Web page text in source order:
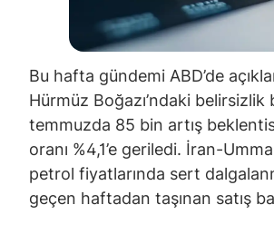
Bu hafta gündemi ABD’de
Hürmüz Boğazı’ndaki belirsizlik
temmuzda 85 bin artış
oranı %4,1’e geriledi. İran-
petrol fiyatlarında sert
geçen haftadan taşınan satış